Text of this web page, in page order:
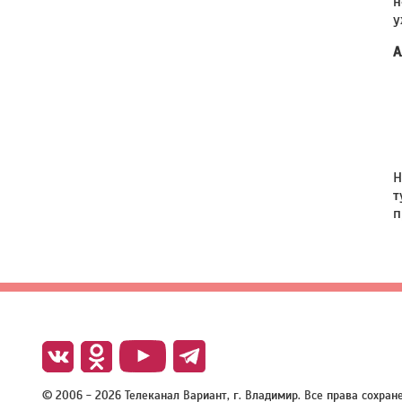
© 2006 - 2026 Телеканал Вариант, г. Владимир. Все права